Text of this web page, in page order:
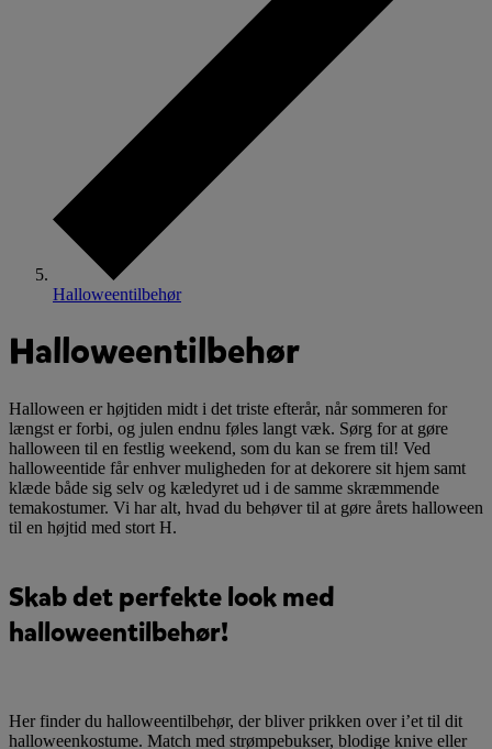
Halloweentilbehør
Halloweentilbehør
Halloween er højtiden midt i det triste efterår, når sommeren for
længst er forbi, og julen endnu føles langt væk. Sørg for at gøre
halloween til en festlig weekend, som du kan se frem til! Ved
halloweentide får enhver muligheden for at dekorere sit hjem samt
klæde både sig selv og kæledyret ud i de samme skræmmende
temakostumer. Vi har alt, hvad du behøver til at gøre årets halloween
til en højtid med stort H.
Skab det perfekte look med
halloweentilbehør!
Her finder du halloweentilbehør, der bliver prikken over i’et til dit
halloweenkostume. Match med strømpebukser, blodige knive eller